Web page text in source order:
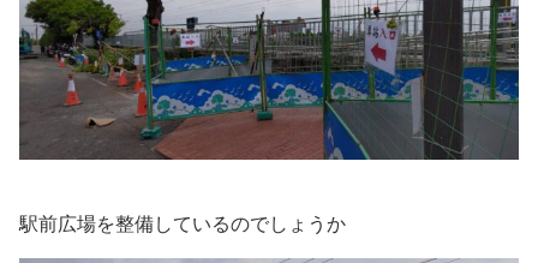
駅前広場を整備しているのでしょうか